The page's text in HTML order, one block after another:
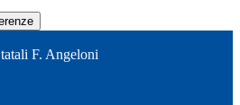
F. Angeloni